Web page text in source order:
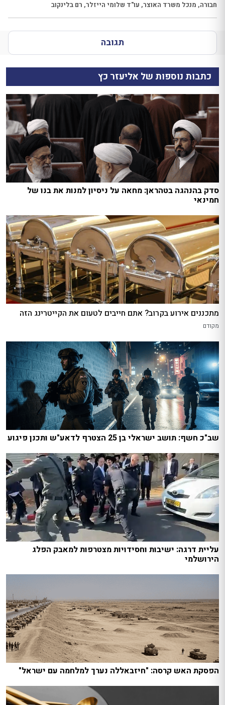
חבורה, מנכל משרד האוצר, עו"ד שלומי הייזלר, רם בלינקוב
תגובה
כתבות נוספות של אליעזר כץ
סדק בהנהגה בטהראן: מחאה על ניסיון למנות את בנו של
חמינאי
מתכננים אירוע בקרוב? אתם חייבים לטעום את הקייטרינג הזה
מקודם
שב"כ חשף: תושב ישראלי בן 25 הצטרף לדאע"ש ותכנן פיגוע
עליית דרגה: ישיבות וחסידויות מצטרפות למאבק הפלג
הירושלמי
הפסקת האש קרסה: "חיזבאללה נערך למלחמה עם ישראל"